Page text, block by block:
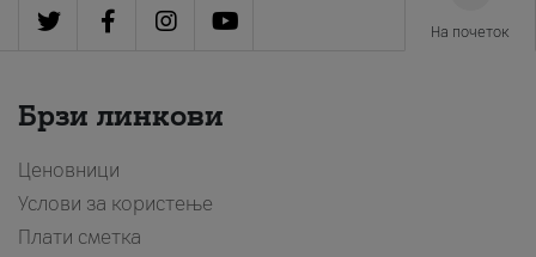
На почеток
Брзи линкови
Ценовници
Услови за користење
Плати сметка